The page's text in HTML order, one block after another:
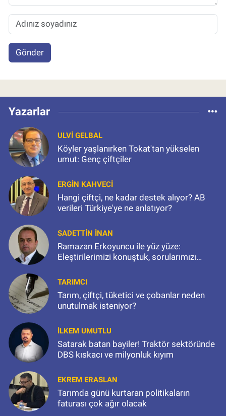
Gönder
Yazarlar
ULVI GELBAL
Köyler yaşlanırken Tokat'tan yükselen
umut: Genç çiftçiler
ERGIN KAHVECI
Hangi çiftçi, ne kadar destek alıyor? AB
verileri Türkiye'ye ne anlatıyor?
SADETTIN İNAN
Ramazan Erkoyuncu ile yüz yüze:
Eleştirilerimizi konuştuk, sorularımızı
TARIMCI
Tarım, çiftçi, tüketici ve çobanlar neden
unutulmak isteniyor?
İLKEM UMUTLU
Satarak batan bayiler! Traktör sektöründe
DBS kıskacı ve milyonluk kıyım
EKREM ERASLAN
Tarımda günü kurtaran politikaların
faturası çok ağır olacak